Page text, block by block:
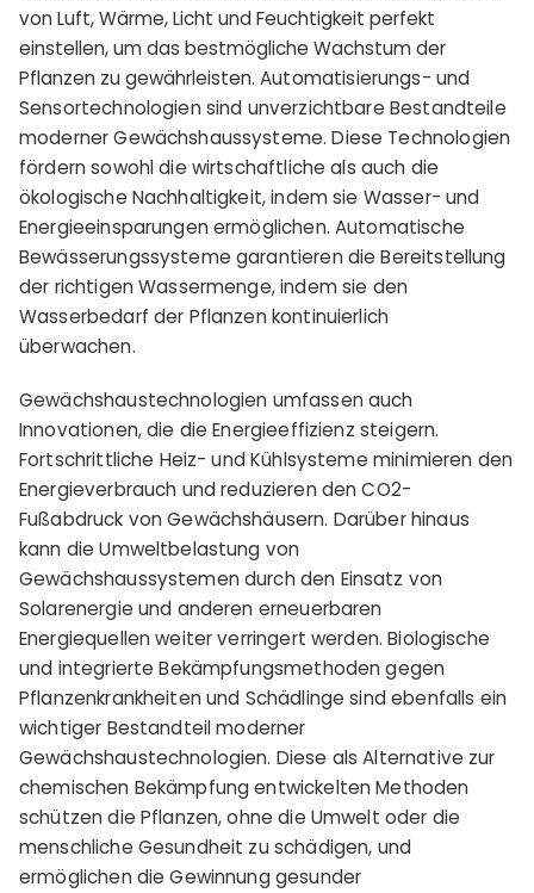
von Luft, Wärme, Licht und Feuchtigkeit perfekt
einstellen, um das bestmögliche Wachstum der
Pflanzen zu gewährleisten. Automatisierungs- und
Sensortechnologien sind unverzichtbare Bestandteile
moderner Gewächshaussysteme. Diese Technologien
fördern sowohl die wirtschaftliche als auch die
ökologische Nachhaltigkeit, indem sie Wasser- und
Energieeinsparungen ermöglichen. Automatische
Bewässerungssysteme garantieren die Bereitstellung
der richtigen Wassermenge, indem sie den
Wasserbedarf der Pflanzen kontinuierlich
überwachen.
Gewächshaustechnologien umfassen auch
Innovationen, die die Energieeffizienz steigern.
Fortschrittliche Heiz- und Kühlsysteme minimieren den
Energieverbrauch und reduzieren den CO2-
Fußabdruck von Gewächshäusern. Darüber hinaus
kann die Umweltbelastung von
Gewächshaussystemen durch den Einsatz von
Solarenergie und anderen erneuerbaren
Energiequellen weiter verringert werden.Biologische
und integrierte Bekämpfungsmethoden gegen
Pflanzenkrankheiten und Schädlinge sind ebenfalls ein
wichtiger Bestandteil moderner
Gewächshaustechnologien. Diese als Alternative zur
chemischen Bekämpfung entwickelten Methoden
schützen die Pflanzen, ohne die Umwelt oder die
menschliche Gesundheit zu schädigen, und
ermöglichen die Gewinnung gesunder